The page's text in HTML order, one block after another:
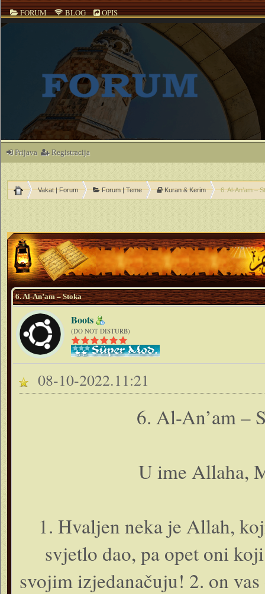
FORUM BLOG OPIS
Prijava Registracija
Vakat | Forum Forum | Teme Kuran & Kerim 6. Al-An’am –
6. Al-An’am – Stoka
Boots
(DO NOT DISTURB)
08-10-2022.11:21
6. Al-An’am –
U ime Allaha,
1. Hvaljen neka je Allah,
svjetlo dao, pa opet o­ni
svojim izjedanačuju! 2. o­n